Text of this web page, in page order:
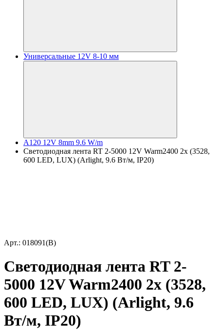
Универсальные 12V 8-10 мм
A120 12V 8mm 9.6 W/m
Светодиодная лента RT 2-5000 12V Warm2400 2x (3528,
600 LED, LUX) (Arlight, 9.6 Вт/м, IP20)
Арт.: 018091(B)
Светодиодная лента RT 2-
5000 12V Warm2400 2x (3528,
600 LED, LUX) (Arlight, 9.6
Вт/м, IP20)